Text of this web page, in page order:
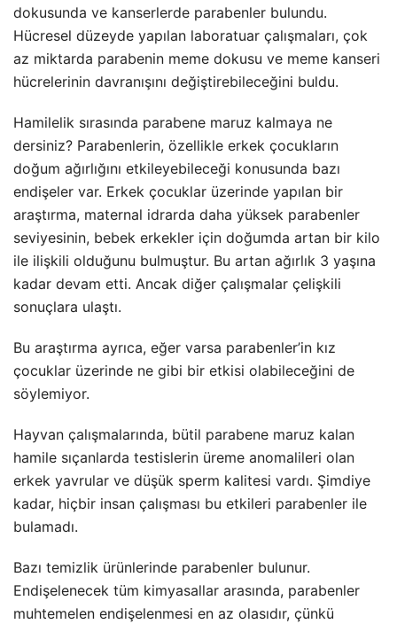
dokusunda ve kanserlerde parabenler bulundu.
Hücresel düzeyde yapılan laboratuar çalışmaları, çok
az miktarda parabenin meme dokusu ve meme kanseri
hücrelerinin davranışını değiştirebileceğini buldu.
Hamilelik sırasında parabene maruz kalmaya ne
dersiniz? Parabenlerin, özellikle erkek çocukların
doğum ağırlığını etkileyebileceği konusunda bazı
endişeler var. Erkek çocuklar üzerinde yapılan bir
araştırma, maternal idrarda daha yüksek parabenler
seviyesinin, bebek erkekler için doğumda artan bir kilo
ile ilişkili olduğunu bulmuştur. Bu artan ağırlık 3 yaşına
kadar devam etti. Ancak diğer çalışmalar çelişkili
sonuçlara ulaştı.
Bu araştırma ayrıca, eğer varsa parabenler’in kız
çocuklar üzerinde ne gibi bir etkisi olabileceğini de
söylemiyor.
Hayvan çalışmalarında, bütil parabene maruz kalan
hamile sıçanlarda testislerin üreme anomalileri olan
erkek yavrular ve düşük sperm kalitesi vardı. Şimdiye
kadar, hiçbir insan çalışması bu etkileri parabenler ile
bulamadı.
Bazı temizlik ürünlerinde parabenler bulunur.
Endişelenecek tüm kimyasallar arasında, parabenler
muhtemelen endişelenmesi en az olasıdır, çünkü